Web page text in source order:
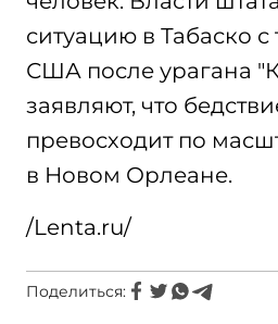
ситуацию в Табаско с
США после урагана
заявляют, что
превосходит по
в Новом Орлеане.
/Lenta.ru/
Поделиться: